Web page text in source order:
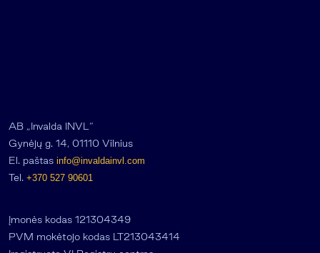
AB „Invalda INVL“
Gynėjų g. 14, 01110 Vilnius
El. paštas info@invaldainvl.com
Tel. +370 527 90601
Įmonės kodas 121304349
PVM mokėtojo kodas LT213043414